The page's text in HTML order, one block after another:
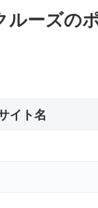
ルーズの
イト名